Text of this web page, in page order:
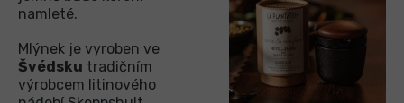
namleté.
Mlýnek je vyroben ve
Švédsku tradičním
výrobcem litinového